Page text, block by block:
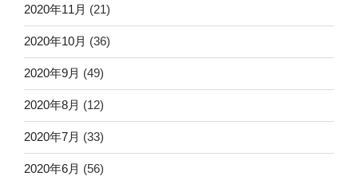
2020年11月 (21)
2020年10月 (36)
2020年9月 (49)
2020年8月 (12)
2020年7月 (33)
2020年6月 (56)